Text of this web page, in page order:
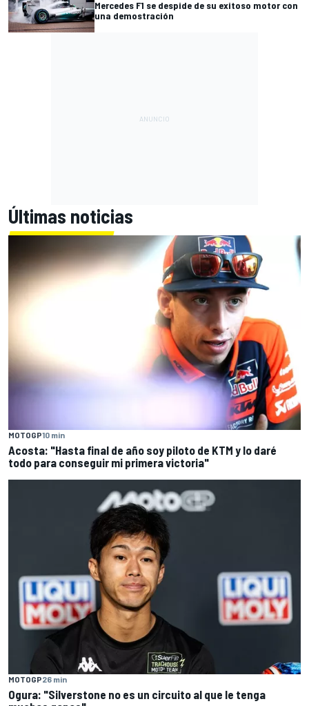
Mercedes F1 se despide de su exitoso motor con
una demostración
Últimas noticias
MOTOGP10 min
Acosta: "Hasta final de año soy piloto de KTM y lo daré
todo para conseguir mi primera victoria"
MOTOGP26 min
Ogura: "Silverstone no es un circuito al que le tenga